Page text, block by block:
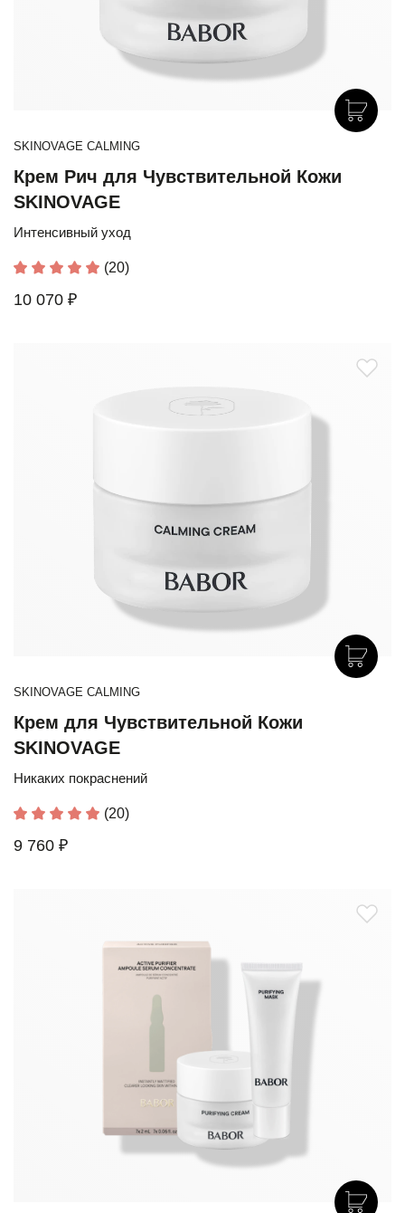
SKINOVAGE CALMING
Крем Рич для Чувствительной Кожи
SKINOVAGE
Интенсивный уход
(20)
10 070 ₽
SKINOVAGE CALMING
Крем для Чувствительной Кожи
SKINOVAGE
Никаких покраснений
(20)
9 760 ₽